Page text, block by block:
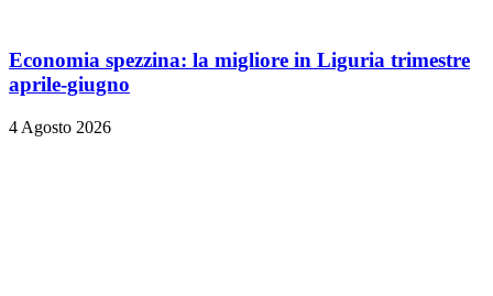
Economia spezzina: la migliore in Liguria trimestre
aprile-giugno
4 Agosto 2026